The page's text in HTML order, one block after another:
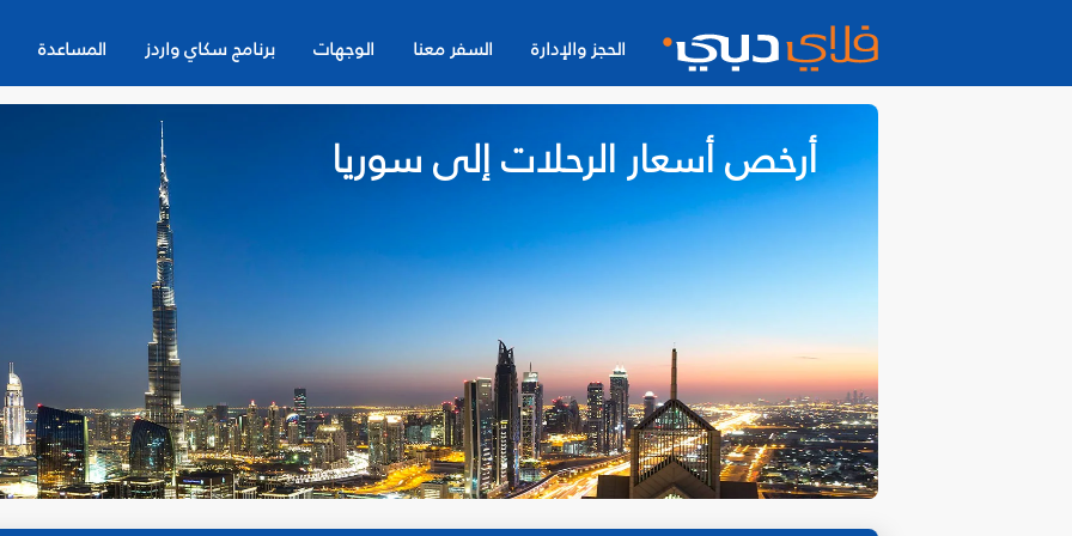
الحجز والإدارة السفر معنا الوجهات برنامج سكاي واردز المساعدة
أرخص أسعار الرحلات إلى سوريا